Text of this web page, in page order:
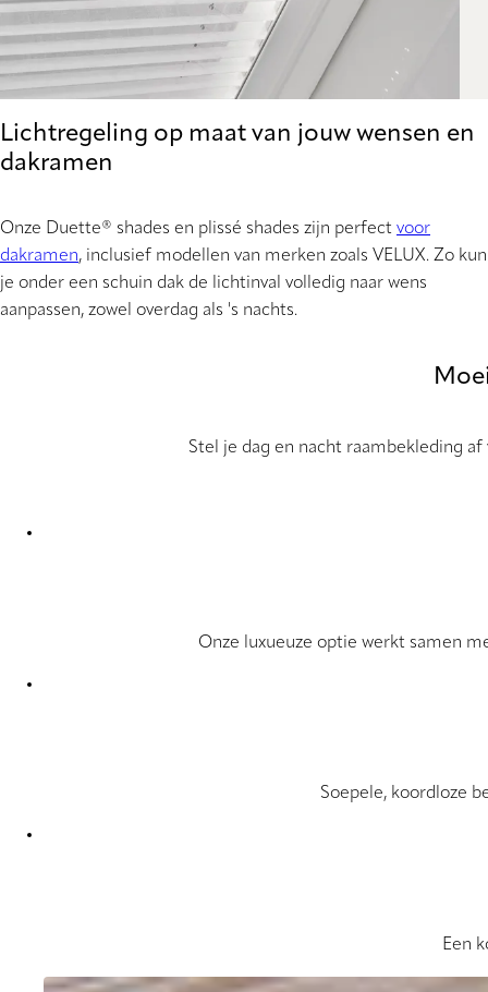
Lichtregeling op maat van jouw wensen en
dakramen
Onze Duette® shades en plissé shades zijn perfect voor
dakramen, inclusief modellen van merken zoals VELUX. Zo kun
je onder een schuin dak de lichtinval volledig naar wens
aanpassen, zowel overdag als 's nachts.
Stel je dag en nacht raambekleding
Onze luxueuze optie werkt samen
Soepele, koordloze
Een